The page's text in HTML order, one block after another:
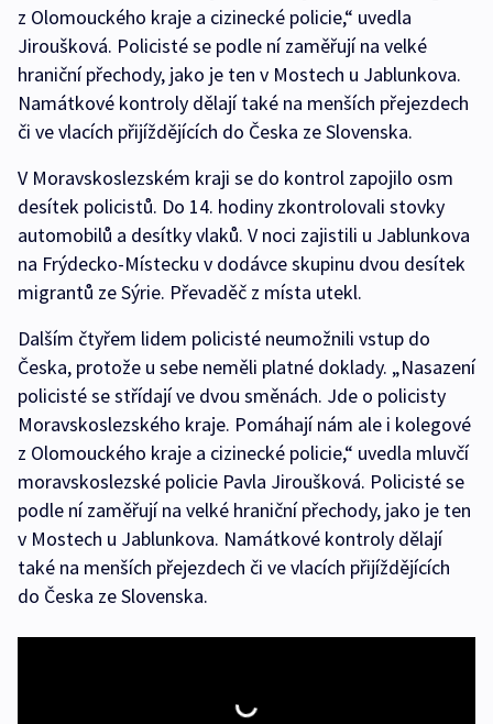
z Olomouckého kraje a cizinecké policie,“ uvedla
Jiroušková. Policisté se podle ní zaměřují na velké
hraniční přechody, jako je ten v Mostech u Jablunkova.
Namátkové kontroly dělají také na menších přejezdech
či ve vlacích přijíždějících do Česka ze Slovenska.
V Moravskoslezském kraji se do kontrol zapojilo osm
desítek policistů. Do 14. hodiny zkontrolovali stovky
automobilů a desítky vlaků. V noci zajistili u Jablunkova
na Frýdecko-Místecku v dodávce skupinu dvou desítek
migrantů ze Sýrie. Převaděč z místa utekl.
Dalším čtyřem lidem policisté neumožnili vstup do
Česka, protože u sebe neměli platné doklady. „Nasazení
policisté se střídají ve dvou směnách. Jde o policisty
Moravskoslezského kraje. Pomáhají nám ale i kolegové
z Olomouckého kraje a cizinecké policie,“ uvedla mluvčí
moravskoslezské policie Pavla Jiroušková. Policisté se
podle ní zaměřují na velké hraniční přechody, jako je ten
v Mostech u Jablunkova. Namátkové kontroly dělají
také na menších přejezdech či ve vlacích přijíždějících
do Česka ze Slovenska.